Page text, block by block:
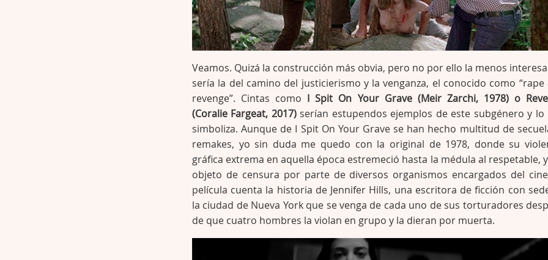
Veamos. Quizá la construcción más obvia, pero no por ello la menos
sería la del camino del justicierismo y la venganza, el conocido como “rape
revenge”. Cintas como I Spit On Your Grave (Meir Zarchi, 1978) o
(Coralie Fargeat, 2017)serían estupendos ejemplos de este subgénero y lo
simboliza. Aunque de I Spit On Your Grave se han hecho multitud de
remakes, yo sin duda me quedo con la original de 1978, donde su
gráfica extrema en aquella época estremeció hasta la médula al respetable,
objeto de censura por parte de diversos organismos encargados del
película cuenta la historia de Jennifer Hills, una escritora de ficción con
la ciudad de Nueva York que se venga de cada uno de sus torturadores
de que cuatro hombres la violan en grupo y la dieran por muerta.